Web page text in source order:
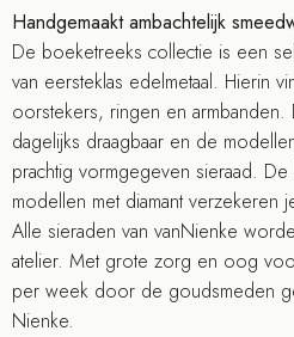
Handgemaakt ambachtelijk
De boeketreeks collectie is een
van eersteklas edelmetaal. Hierin
oorstekers, ringen en
dagelijks draagbaar en de
prachtig vormgegeven sieraad.
modellen met diamant verzekeren
Alle sieraden van vanNienke
atelier. Met grote zorg en oog
per week door de goudsmeden
Nienke.